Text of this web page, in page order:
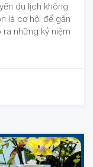
du lịch không
là cơ hội để gắn
những kỷ niệm